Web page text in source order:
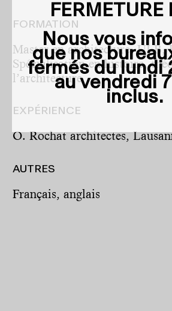
FORMATION
Master en architecture, ULB,
Spécialisation en histoire,
l’architecture
EXPÉRIENCE
O. Rochat architectes,
AUTRES
Français, anglais
FERMETURE
Nous vous
que nos
fermés dulundi
au vendredi
inclus.